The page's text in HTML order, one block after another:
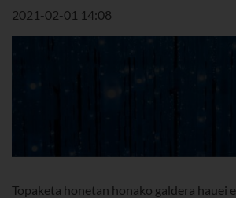
2021-02-01 14:08
Topaketa honetan honako galdera hauei